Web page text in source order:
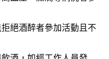
酒醉者參加活動且不